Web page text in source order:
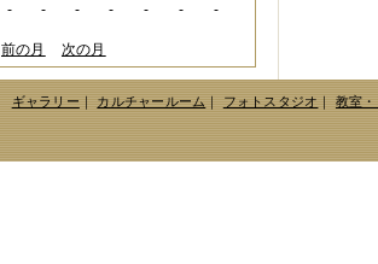
2020年06月（2件）
2020年04月（4件）
2020年03月（9件）
2020年02月（3件）
2020年01月（5件）
2019年12月（3件）
-
- - - - - -
前の月 次の月
ギャラリー｜ カルチャールーム｜ フォトスタジオ｜ 教室